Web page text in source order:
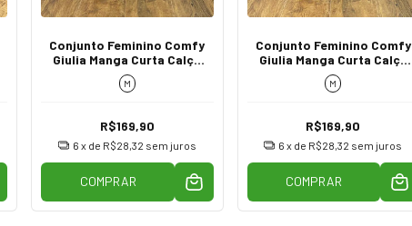
Conjunto Feminino Comfy
Giulia Manga Curta Calça
Bege
M
R$169,90
6 x de R$28,32 sem juros
COMPRAR
Conjunto Feminino Comfy
Giulia Manga Curta Calça
Azul
M
R$169,90
6 x de R$28,32 sem juros
COMPRAR